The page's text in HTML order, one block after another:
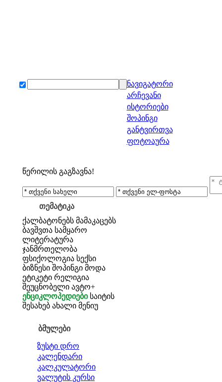
ნავიგატორი
არჩევანი
ისტორიები
შოპინგი
განტვირთვა
ფოტოაურა
წერილის გაგზავნა!
თემატიკა
ქალბატონებს მამაკაცებს
ბავშვთა სამყარო
ლიტერატურა
ჯანმრთელობა
ფსიქოლოგია სექსი
ბიზნესი შოპინგი მოდა
ეტიკეტი რელიგია
შეუცნობელი ავტო+
ენციკლოპედიები საიტის
შესახებ ახალი მენიუ
ბმულები
ზუსტი დრო
კალენდარი
კალკულატორი
ვალუტის კურსი